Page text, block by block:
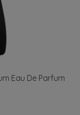
Eau De Parfum